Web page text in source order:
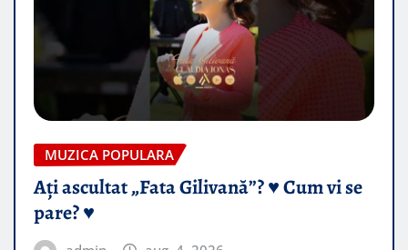
MUZICA POPULARA
Ați ascultat „Fata Gilivană”? ♥️ Cum vi se
pare? ♥️